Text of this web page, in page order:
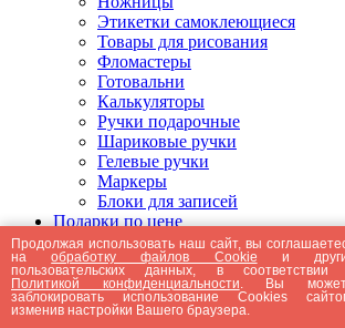
Этикетки самоклеющиеся
Товары для рисования
Фломастеры
Готовальни
Калькуляторы
Ручки подарочные
Шариковые ручки
Гелевые ручки
Маркеры
Блоки для записей
Подарки по цене
Подарки от 5000 рублей
Подарки до 5000 рублей
Подарки до 3000 рублей
Подарки до 2000 рублей
Подарки до 1000 рублей
Продолжая использовать наш сайт, вы
наобработку файлов Cookie и
пользовательских данных, в соответствии
Политикой конфиденциальности . Вы
заблокировать использование Cookies
изменив настройки Вашего браузера.